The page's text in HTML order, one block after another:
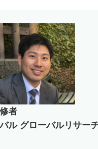
者
ル グローバルリサー